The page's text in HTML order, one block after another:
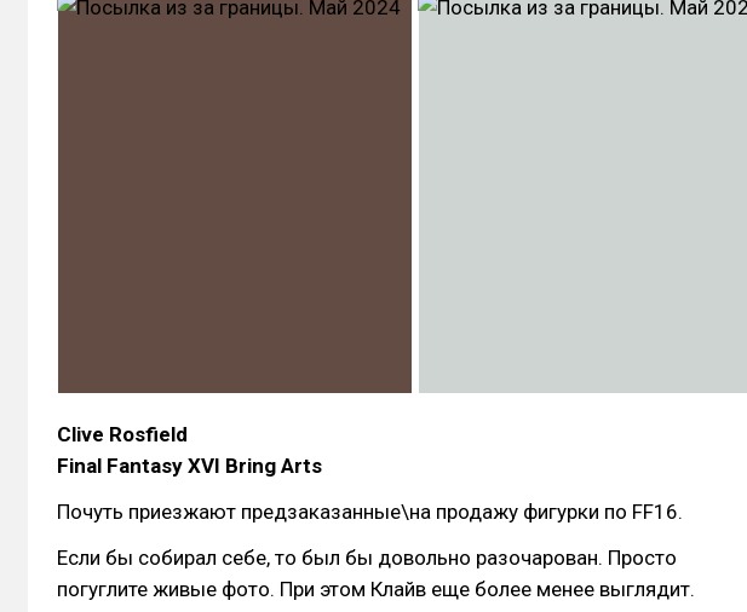
Clive Rosfield
Final Fantasy XVI Bring Arts
Почуть приезжают предзаказанные\на продажу фигурки по FF16.
Если бы собирал себе, то был бы довольно разочарован. Просто
погуглите живые фото. При этом Клайв еще более менее выглядит.